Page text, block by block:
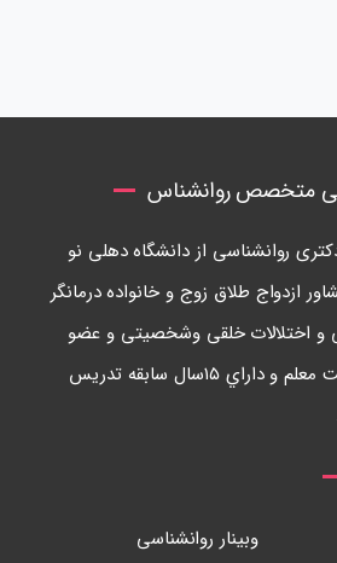
متخصص روانشناس
روانشناسی از دانشگاه دهلی نو
ازدواج طلاق زوج و خانواده درمانگر
اختلالات خلقی وشخصيتی و عضو
هئيت علمی دانشگاه تربيت معلم و داراي ١٥سال سابقه تدريس
وبینار روانشناسی